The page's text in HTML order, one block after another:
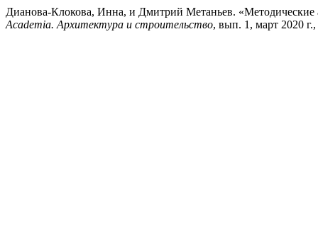
Дианова-Клокова, Инна, и Дмитрий Метаньев. «Методические
Academia. Архитектура и строительство, вып. 1, март 2020